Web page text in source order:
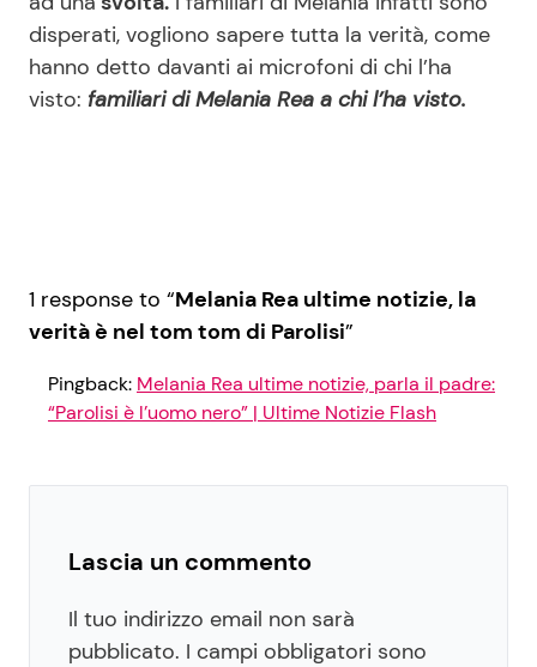
disperati, vogliono sapere tutta la verità, come
hanno detto davanti ai microfoni di chi l’ha
visto: familiari di Melania Rea a chi l’ha visto.
1 response to “Melania Rea ultime notizie, la
verità è nel tom tom di Parolisi”
Pingback: Melania Rea ultime notizie, parla il padre:
“Parolisi è l’uomo nero” | Ultime Notizie Flash
Lascia un commento
Il tuo indirizzo email non sarà
pubblicato. I campi obbligatori sono